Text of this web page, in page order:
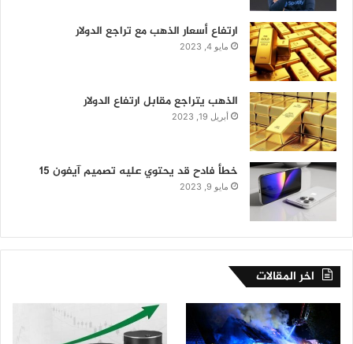
ارتفاع أسعار الذهب مع تراجع الدولار
مايو 4, 2023
الذهب يتراجع مقابل ارتفاع الدولار
أبريل 19, 2023
خطأ فادح قد يحتوي عليه تصميم آيفون 15
مايو 9, 2023
اخر المقالات